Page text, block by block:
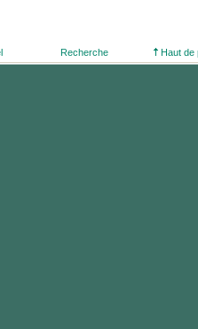
Haut de
Recherche